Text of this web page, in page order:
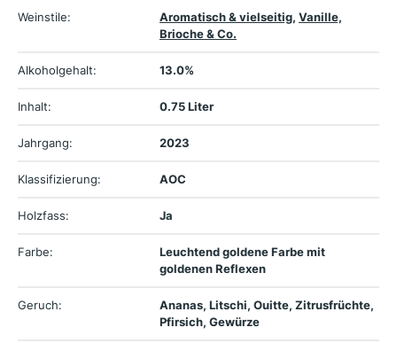
Weinstile: Aromatisch & vielseitig, Vanille,
Brioche & Co.
Alkoholgehalt: 13.0%
Inhalt: 0.75 Liter
Jahrgang: 2023
Klassifizierung: AOC
Holzfass: Ja
Farbe:
Leuchtend goldene Farbe mit
goldenen Reflexen
Geruch:
Ananas, Litschi, Ouitte, Zitrusfrüchte,
Pfirsich, Gewürze